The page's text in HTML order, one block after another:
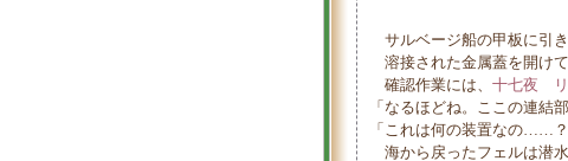
サルベージ船の甲板に引
溶接された金属蓋を開け
確認作業には、 十七夜 リ
「なるほどね。ここの連
「これは何の装置なの……？
海から戻ったフェルは潜